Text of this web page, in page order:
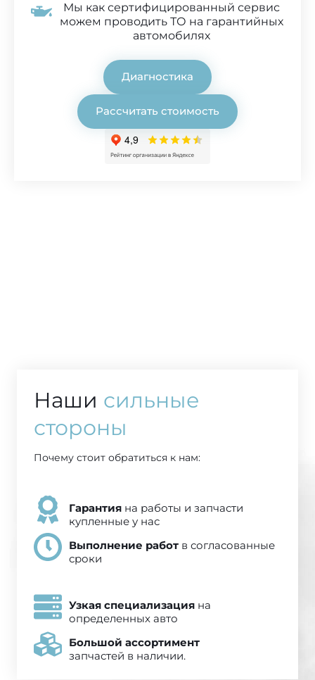
Мы как сертифицированный сервис
можем проводить ТО на гарантийных
автомобилях
Диагностика
Рассчитать стоимость
Наши сильные
стороны
Почему стоит обратиться к нам:
Гарантия на работы и запчасти
купленные у нас
Выполнение работ в согласованные
сроки
Узкая специализация на
определенных авто
Большой ассортимент
запчастей в наличии.